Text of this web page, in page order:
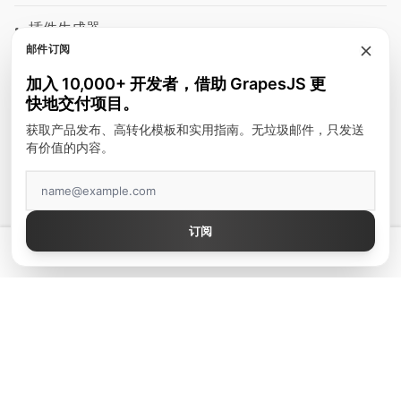
💡 拥有真正好用的 GrapesJS 编辑器 — 起价 $300
插件生成器
模块
富文本编辑器
邮件模板
建站工具
顶级作者
GrapesJS Official
邮件订阅
加入 10,000+ 开发者，借助 GrapesJS 更
快地交付项目。
获取产品发布、高转化模板和实用指南。无垃圾邮件，只发送
有价值的内容。
订阅